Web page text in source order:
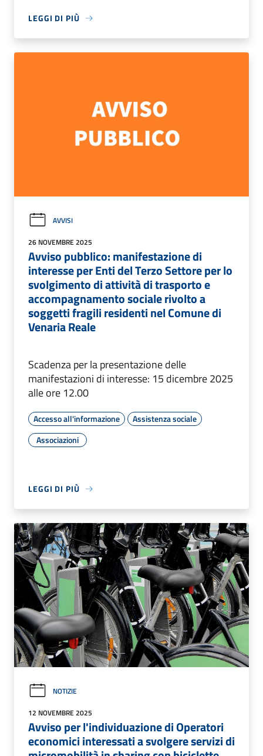
LEGGI DI PIÙ
AVVISI
26 NOVEMBRE 2025
Avviso pubblico: manifestazione di
interesse per Enti del Terzo Settore per lo
svolgimento di attività di trasporto e
accompagnamento sociale rivolto a
soggetti fragili residenti nel Comune di
Venaria Reale
Scadenza per la presentazione delle
manifestazioni di interesse: 15 dicembre 2025
alle ore 12.00
Accesso all'informazione
Assistenza sociale
Associazioni
LEGGI DI PIÙ
NOTIZIE
12 NOVEMBRE 2025
Avviso per l'individuazione di Operatori
economici interessati a svolgere servizi di